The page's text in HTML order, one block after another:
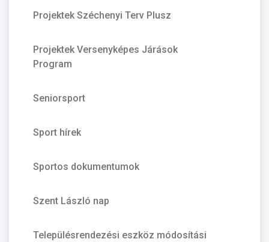
Projektek Széchenyi Terv Plusz
Projektek Versenyképes Járások
Program
Seniorsport
Sport hírek
Sportos dokumentumok
Szent László nap
Településrendezési eszköz módosítási